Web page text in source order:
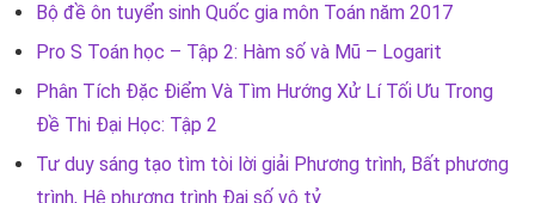
Bộ đề ôn tuyển sinh Quốc gia môn Toán năm 2017
Pro S Toán học – Tập 2: Hàm số và Mũ – Logarit
Phân Tích Đặc Điểm Và Tìm Hướng Xử Lí Tối Ưu Trong
Đề Thi Đại Học: Tập 2
Tư duy sáng tạo tìm tòi lời giải Phương trình, Bất phương
trình, Hệ phương trình Đại số vô tỷ